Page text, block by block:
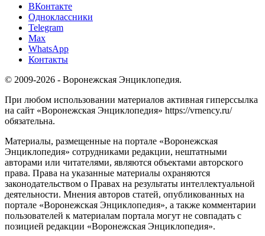
ВКонтакте
Одноклассники
Telegram
Max
WhatsApp
Контакты
© 2009-2026 - Воронежская Энциклопедия.
При любом использовании материалов активная гиперссылка
на сайт «Воронежская Энциклопедия» https://vrnency.ru/
обязательна.
Материалы, размещенные на портале «Воронежская
Энциклопедия» сотрудниками редакции, нештатными
авторами или читателями, являются объектами авторского
права. Права на указанные материалы охраняются
законодательством о Правах на результаты интеллектуальной
деятельности. Мнения авторов статей, опубликованных на
портале «Воронежская Энциклопедия», а также комментарии
пользователей к материалам портала могут не совпадать с
позицией редакции «Воронежская Энциклопедия».